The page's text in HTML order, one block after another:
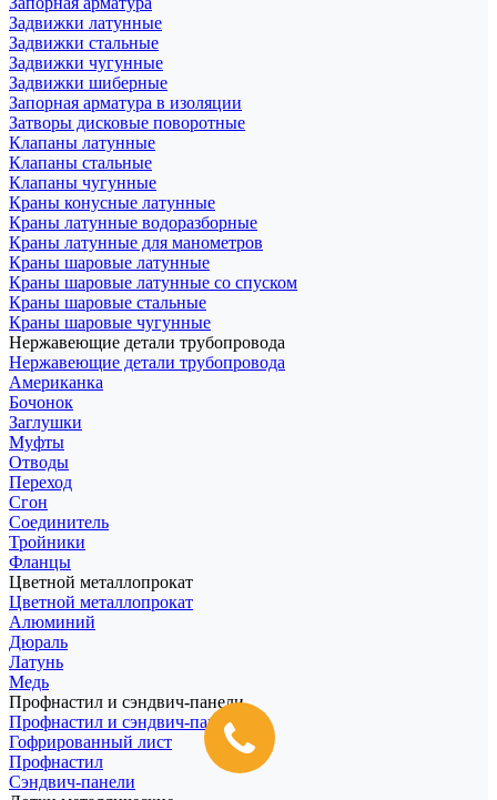
Задвижки латунные
Задвижки стальные
Задвижки чугунные
Задвижки шиберные
Запорная арматура в изоляции
Затворы дисковые поворотные
Клапаны латунные
Клапаны стальные
Клапаны чугунные
Краны конусные латунные
Краны латунные водоразборные
Краны латунные для манометров
Краны шаровые латунные
Краны шаровые латунные со спуском
Краны шаровые стальные
Краны шаровые чугунные
Нержавеющие детали трубопровода
Нержавеющие детали трубопровода
Американка
Бочонок
Заглушки
Муфты
Отводы
Переход
Сгон
Соединитель
Тройники
Фланцы
Цветной металлопрокат
Цветной металлопрокат
Алюминий
Дюраль
Латунь
Медь
Профнастил и сэндвич-панели
Профнастил и сэндвич-панели
Гофрированный лист
Профнастил
Сэндвич-панели